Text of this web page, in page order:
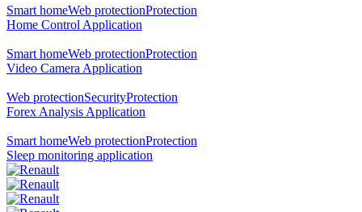
Smart homeWeb protectionProtection
Home Control Application
Smart homeWeb protectionProtection
Video Camera Application
Web protectionSecurityProtection
Forex Analysis Application
Smart homeWeb protectionProtection
Sleep monitoring application